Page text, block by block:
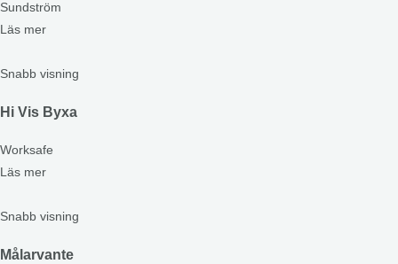
Sundström
Läs mer
Snabb visning
Hi Vis Byxa
Worksafe
Läs mer
Snabb visning
Målarvante